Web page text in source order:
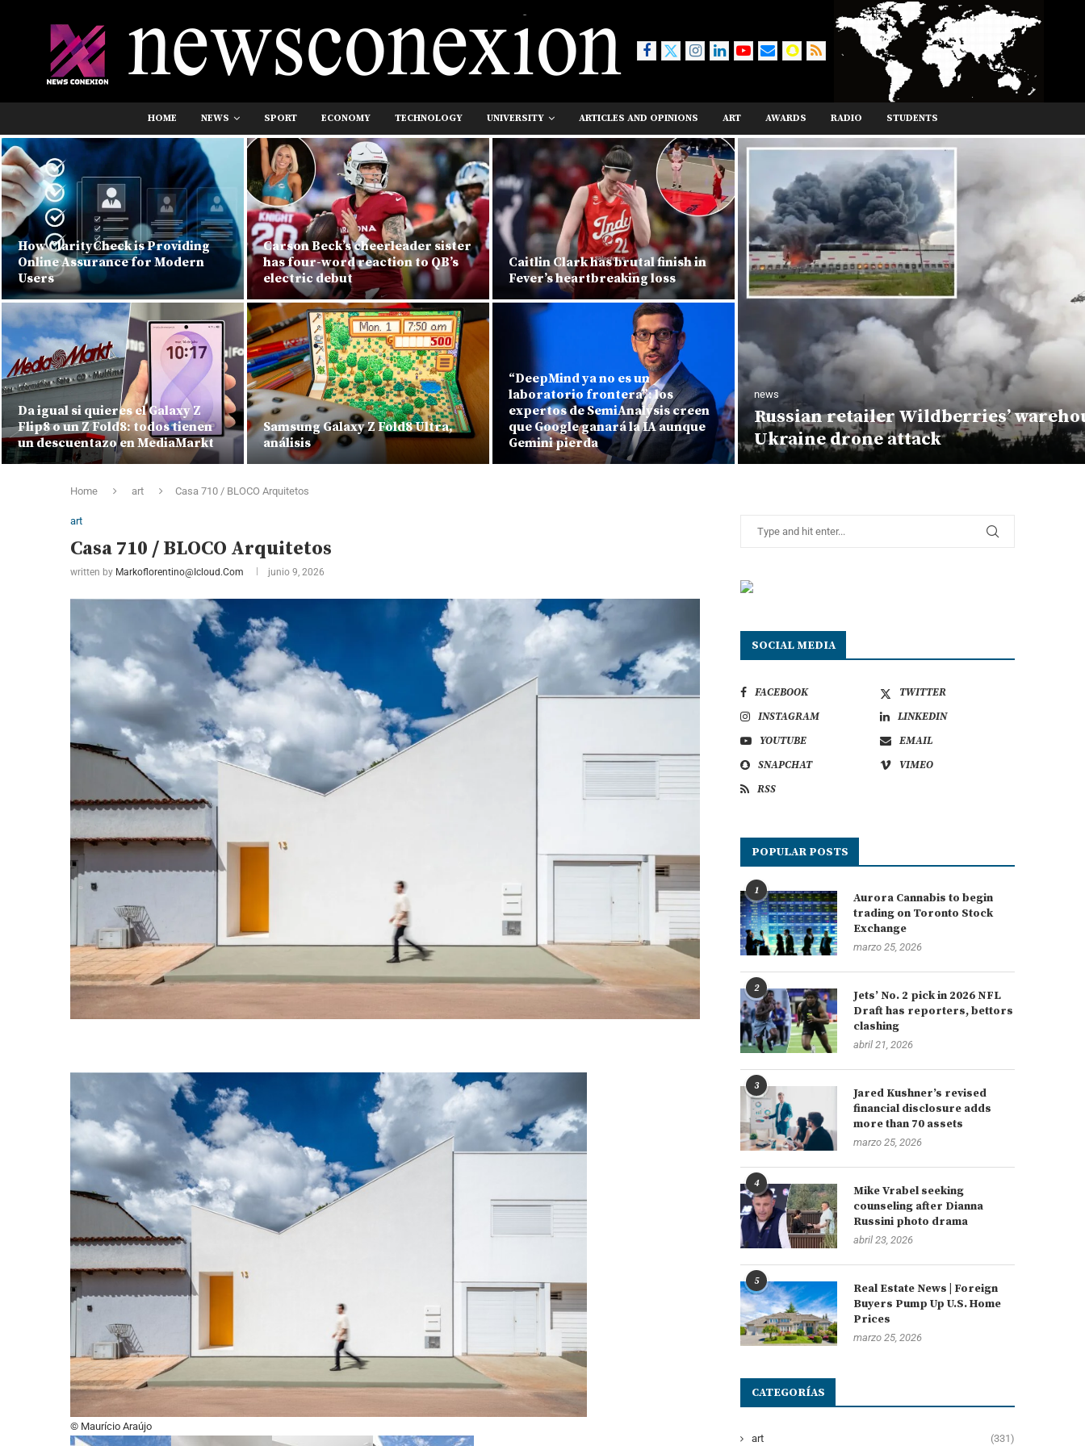
HOME NEWS SPORT ECONOMY TECHNOLOGY UNIVERSITY ARTICLES AND OPINIONS ART AWARDS RADIO STUDENTS
How ClarityCheck is Providing
Online Assurance for Modern
Users
Da igual si quieres el Galaxy Z
Flip8 o un Z Fold8: todos tienen
un descuentazo en MediaMarkt
Carson Beck’s cheerleader sister
has four-word reaction to QB’s
electric debut
Samsung Galaxy Z Fold8 Ultra,
análisis
Caitlin Clark has brutal finish in
Fever’s heartbreaking loss
“DeepMind ya no es un
laboratorio frontera”: los
expertos de SemiAnalysis creen
que Google ganará la IA aunque
Gemini pierda
news
Russian retailer Wildberries’
Ukraine drone attack
Home art Casa 710 / BLOCO Arquitetos
art
Casa 710 / BLOCO Arquitetos
written by Markoflorentino@icloud.com junio 9, 2026
© Maurício Araújo
SOCIAL MEDIA
FACEBOOK
TWITTER
INSTAGRAM
LINKEDIN
YOUTUBE
EMAIL
SNAPCHAT
VIMEO
RSS
POPULAR POSTS
1
Aurora Cannabis to begin
trading on Toronto Stock
Exchange
marzo 25, 2026
2
Jets’ No. 2 pick in 2026 NFL
Draft has reporters, bettors
clashing
abril 21, 2026
3
Jared Kushner’s revised
financial disclosure adds
more than 70 assets
marzo 25, 2026
4
Mike Vrabel seeking
counseling after Dianna
Russini photo drama
abril 23, 2026
5
Real Estate News | Foreign
Buyers Pump Up U.S. Home
Prices
marzo 25, 2026
CATEGORÍAS
art (331)